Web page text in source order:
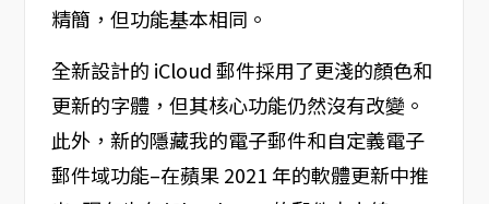
精簡，但功能基本相同。
全新設計的 iCloud 郵件採用了更淺的顏色和
更新的字體，但其核心功能仍然沒有改變。
此外，新的隱藏我的電子郵件和自定義電子
郵件域功能–在蘋果 2021 年的軟體更新中推